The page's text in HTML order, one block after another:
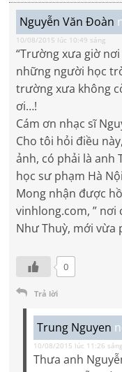
Nguyễn Văn Đoàn
10/08/2015 lúc 10:49 sáng
“Trường xưa giờ
những người học
trường xưa không
ơi…!
Cám ơn nhạc sĩ
Cho tôi hỏi điều
ảnh, có phải là anh
học sư phạm Hà
Mong nhận được
vinhlong.com, ” nơi
Như Thuỳ, mới vừa
0
Trả lời
Trung Nguyen
10/08/2015 lúc 11:26 sáng
Thưa anh